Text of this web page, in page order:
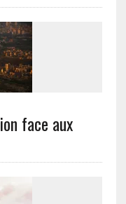
face aux